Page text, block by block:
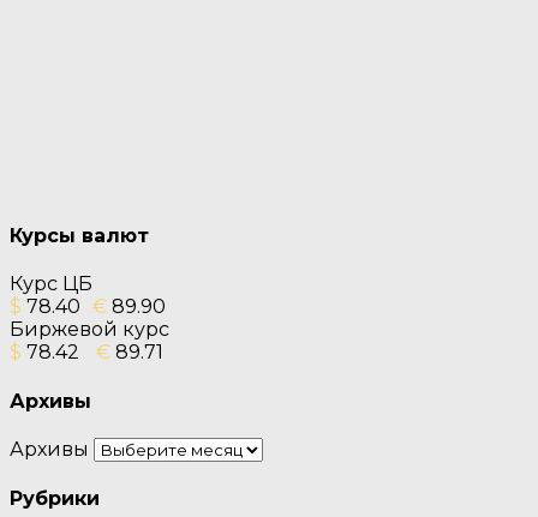
Курсы валют
Курс ЦБ
$ 78.40 € 89.90
Биржевой курс
$ 78.42 € 89.71
Архивы
Архивы
Рубрики